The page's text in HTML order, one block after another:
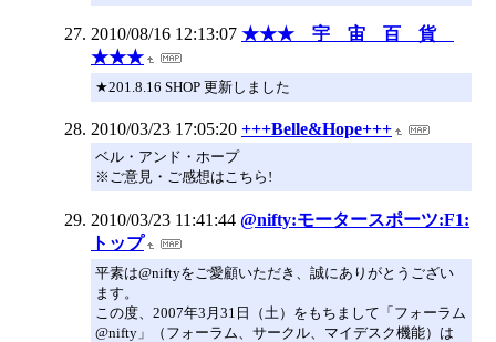
2010/08/16 12:13:07 ★★★ 宇 宙 百 貨
★★★
★201.8.16 SHOP 更新しました
2010/03/23 17:05:20 +++Belle&Hope+++
ベル・アンド・ホープ
※ご意見・ご感想はこちら!
2010/03/23 11:41:44 @nifty:モータースポーツ:F1:
トップ
平素は@niftyをご愛顧いただき、誠にありがとうござい
ます。
この度、2007年3月31日（土）をもちまして「フォーラム
@nifty」（フォーラム、サークル、マイデスク機能）は